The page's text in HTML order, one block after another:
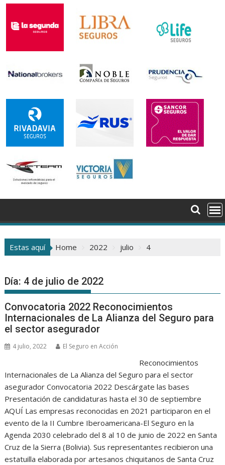
Estas aquí Home 2022 julio 4
Día: 4 de julio de 2022
Convocatoria 2022 Reconocimientos
Internacionales de La Alianza del Seguro para
el sector asegurador
4 julio, 2022 El Seguro en Acción
Reconocimientos
Internacionales de La Alianza del Seguro para el sector
asegurador Convocatoria 2022 Descárgate las bases
Presentación de candidaturas hasta el 30 de septiembre
AQUÍ Las empresas reconocidas en 2021 participaron en el
evento de la II Cumbre Iberoamericana-El Seguro en la
Agenda 2030 celebrado del 8 al 10 de junio de 2022 en Santa
Cruz de la Sierra (Bolivia). Sus representantes recibieron una
estatuilla elaborada por artesanos chiquitanos de Santa Cruz